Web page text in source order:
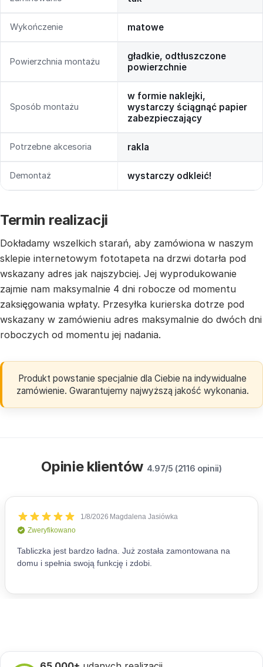
Wykończenie matowe
Powierzchnia montażu
gładkie, odtłuszczone
powierzchnie
Sposób montażu
w formie naklejki,
wystarczy ściągnąć papier
zabezpieczający
Potrzebne akcesoria rakla
Demontaż wystarczy odkleić!
Termin realizacji
Dokładamy wszelkich starań, aby zamówiona w naszym
sklepie internetowym fototapeta na drzwi dotarła pod
wskazany adres jak najszybciej. Jej wyprodukowanie
zajmie nam maksymalnie 4 dni robocze od momentu
zaksięgowania wpłaty. Przesyłka kurierska dotrze pod
wskazany w zamówieniu adres maksymalnie do dwóch dni
roboczych od momentu jej nadania.
Produkt powstanie specjalnie dla Ciebie na indywidualne
zamówienie. Gwarantujemy najwyższą jakość wykonania.
Opinie klientów 4.97/5 (2116 opinii)